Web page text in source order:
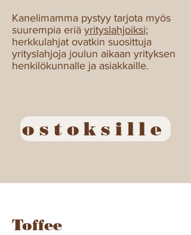
Kanelimamma pystyy tarjota myös
suurempia eriä yrityslahjoiksi;
herkkulahjat ovatkin suosittuja
yrityslahjoja joulun aikaan yrityksen
henkilökunnalle ja asiakkaille.
ostoksille
Toffee